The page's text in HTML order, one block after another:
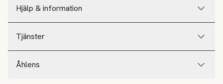
Hjälp & information
Tjänster
Åhlens